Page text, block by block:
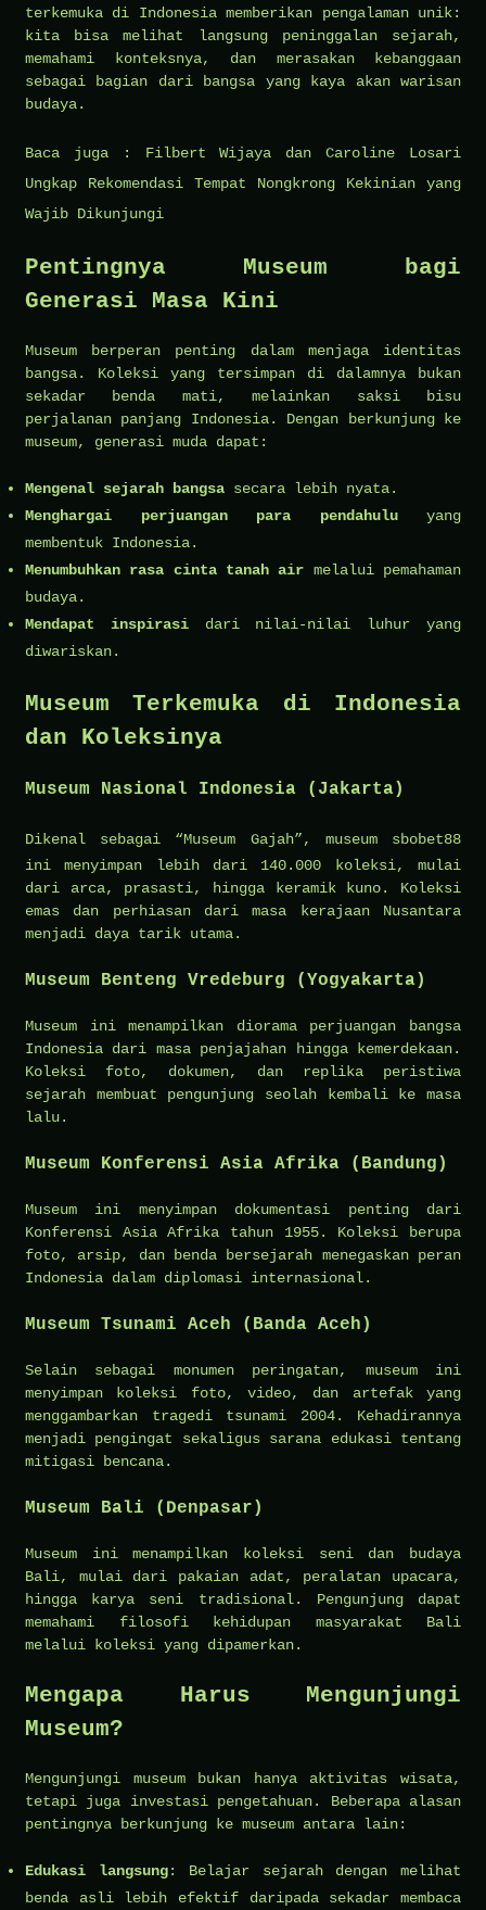
terkemuka di Indonesia memberikan pengalaman unik:
kita bisa melihat langsung peninggalan sejarah,
memahami konteksnya, dan merasakan kebanggaan
sebagai bagian dari bangsa yang kaya akan warisan
budaya.
Baca juga : Filbert Wijaya dan Caroline Losari
Ungkap Rekomendasi Tempat Nongkrong Kekinian yang
Wajib Dikunjungi
Pentingnya Museum bagi
Generasi Masa Kini
Museum berperan penting dalam menjaga identitas
bangsa. Koleksi yang tersimpan di dalamnya bukan
sekadar benda mati, melainkan saksi bisu
perjalanan panjang Indonesia. Dengan berkunjung ke
museum, generasi muda dapat:
Mengenal sejarah bangsa secara lebih nyata.
Menghargai perjuangan para pendahuluyang
membentuk Indonesia.
Menumbuhkan rasa cinta tanah air melalui pemahaman
budaya.
Mendapat inspirasidari nilai-nilai luhur yang
diwariskan.
Museum Terkemuka di Indonesia
dan Koleksinya
Museum Nasional Indonesia (Jakarta)
Dikenal sebagai “Museum Gajah”, museum sbobet88
ini menyimpan lebih dari 140.000 koleksi, mulai
dari arca, prasasti, hingga keramik kuno. Koleksi
emas dan perhiasan dari masa kerajaan Nusantara
menjadi daya tarik utama.
Museum Benteng Vredeburg (Yogyakarta)
Museum ini menampilkan diorama perjuangan bangsa
Indonesia dari masa penjajahan hingga kemerdekaan.
Koleksi foto, dokumen, dan replika peristiwa
sejarah membuat pengunjung seolah kembali ke masa
lalu.
Museum Konferensi Asia Afrika (Bandung)
Museum ini menyimpan dokumentasi penting dari
Konferensi Asia Afrika tahun 1955. Koleksi berupa
foto, arsip, dan benda bersejarah menegaskan peran
Indonesia dalam diplomasi internasional.
Museum Tsunami Aceh (Banda Aceh)
Selain sebagai monumen peringatan, museum ini
menyimpan koleksi foto, video, dan artefak yang
menggambarkan tragedi tsunami 2004. Kehadirannya
menjadi pengingat sekaligus sarana edukasi tentang
mitigasi bencana.
Museum Bali (Denpasar)
Museum ini menampilkan koleksi seni dan budaya
Bali, mulai dari pakaian adat, peralatan upacara,
hingga karya seni tradisional. Pengunjung dapat
memahami filosofi kehidupan masyarakat Bali
melalui koleksi yang dipamerkan.
Mengapa Harus Mengunjungi
Museum?
Mengunjungi museum bukan hanya aktivitas wisata,
tetapi juga investasi pengetahuan. Beberapa alasan
pentingnya berkunjung ke museum antara lain:
Edukasi langsung: Belajar sejarah dengan melihat
benda asli lebih efektif daripada sekadar membaca